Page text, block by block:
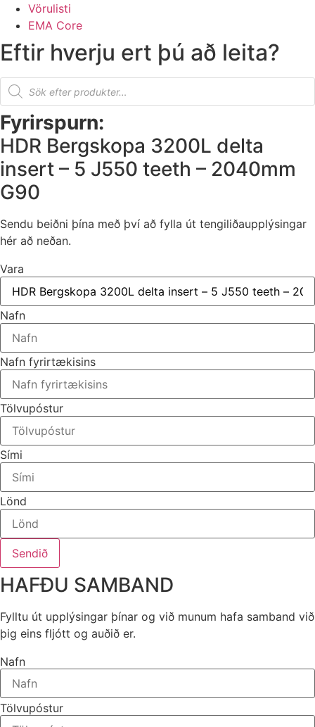
Vörulisti
EMA Core
Eftir hverju ert þú að leita?
Products
search
Fyrirspurn:
HDR Bergskopa 3200L delta
insert – 5 J550 teeth – 2040mm
G90
Sendu beiðni þína með því að fylla út tengiliðaupplýsingar
hér að neðan.
Vara
Nafn
Nafn fyrirtækisins
Tölvupóstur
Sími
Lönd
Sendið
HAFÐU SAMBAND
Fylltu út upplýsingar þínar og við munum hafa samband við
þig eins fljótt og auðið er.
Nafn
Tölvupóstur